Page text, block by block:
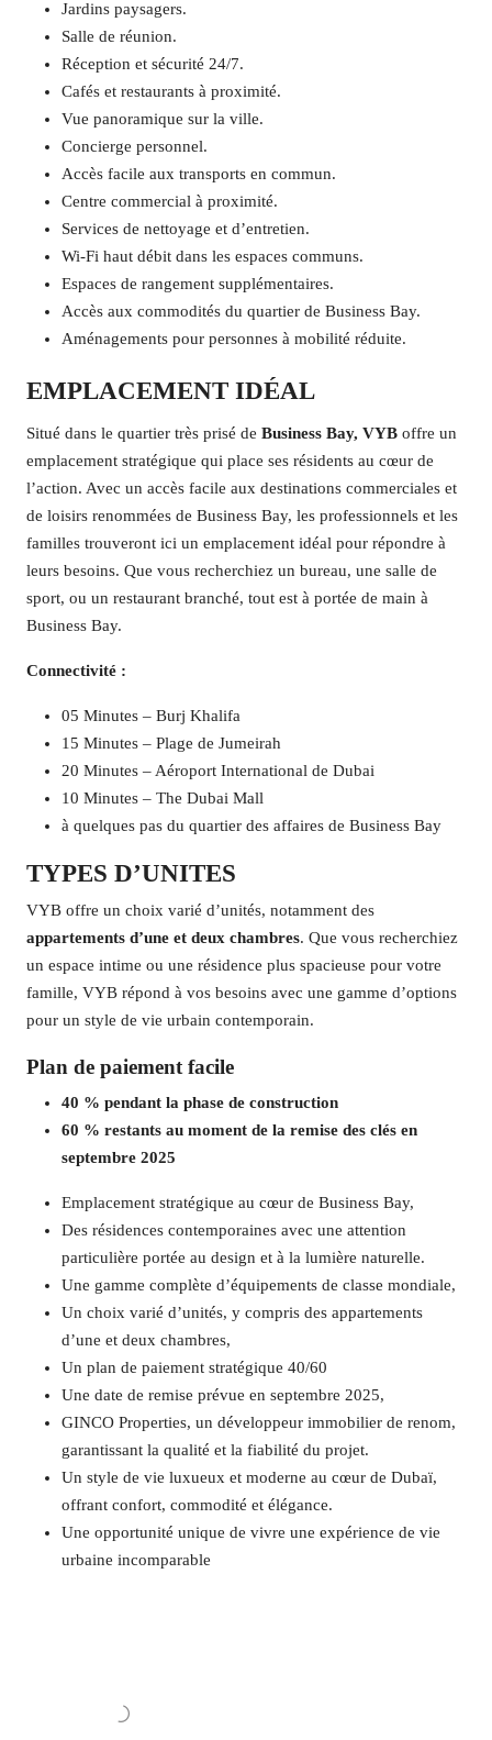
Jardins paysagers.
Salle de réunion.
Réception et sécurité 24/7.
Cafés et restaurants à proximité.
Vue panoramique sur la ville.
Concierge personnel.
Accès facile aux transports en commun.
Centre commercial à proximité.
Services de nettoyage et d’entretien.
Wi-Fi haut débit dans les espaces communs.
Espaces de rangement supplémentaires.
Accès aux commodités du quartier de Business Bay.
Aménagements pour personnes à mobilité réduite.
EMPLACEMENT IDÉAL
Situé dans le quartier très prisé de Business Bay, VYB offre un
emplacement stratégique qui place ses résidents au cœur de
l’action. Avec un accès facile aux destinations commerciales et
de loisirs renommées de Business Bay, les professionnels et les
familles trouveront ici un emplacement idéal pour répondre à
leurs besoins. Que vous recherchiez un bureau, une salle de
sport, ou un restaurant branché, tout est à portée de main à
Business Bay.
Connectivité :
05 Minutes – Burj Khalifa
15 Minutes – Plage de Jumeirah
20 Minutes – Aéroport International de Dubai
10 Minutes – The Dubai Mall
à quelques pas du quartier des affaires de Business Bay
TYPES D’UNITES
VYB offre un choix varié d’unités, notamment des
appartements d’une et deux chambres. Que vous recherchiez
un espace intime ou une résidence plus spacieuse pour votre
famille, VYB répond à vos besoins avec une gamme d’options
pour un style de vie urbain contemporain.
Plan de paiement facile
40 % pendant la phase de construction
60 % restants au moment de la remise des clés en
septembre 2025
Emplacement stratégique au cœur de Business Bay,
Des résidences contemporaines avec une attention
particulière portée au design et à la lumière naturelle.
Une gamme complète d’équipements de classe mondiale,
Un choix varié d’unités, y compris des appartements
d’une et deux chambres,
Un plan de paiement stratégique 40/60
Une date de remise prévue en septembre 2025,
GINCO Properties, un développeur immobilier de renom,
garantissant la qualité et la fiabilité du projet.
Un style de vie luxueux et moderne au cœur de Dubaï,
offrant confort, commodité et élégance.
Une opportunité unique de vivre une expérience de vie
urbaine incomparable